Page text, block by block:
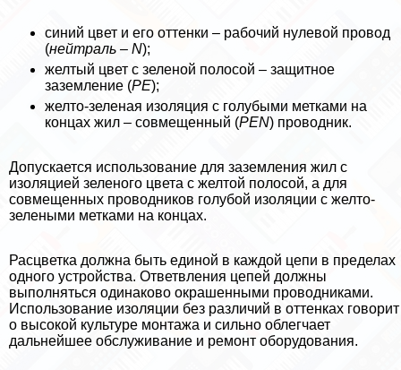
синий цвет и его оттенки – рабочий нулевой провод
(нейтраль – N);
желтый цвет с зеленой полосой – защитное
заземление (PE);
желто-зеленая изоляция с гoлyбыми метками на
концах жил – совмещенный (PEN) проводник.
Допускается использование для заземления жил с
изоляцией зеленого цвета с желтой полосой, а для
совмещенных проводников гoлyбой изоляции с желто-
зелеными метками на концах.
Расцветка должна быть единой в каждой цепи в пределах
одного устройства. Ответвления цепей должны
выполняться одинаково окрашенными проводниками.
Использование изоляции без различий в оттенках говорит
о высокой культуре монтажа и сильно облегчает
дальнейшее обслуживание и ремонт оборудования.